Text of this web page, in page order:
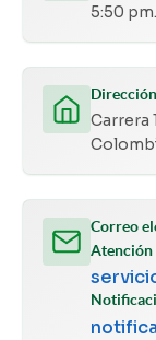
5:50 pm.
Carrera
Correo
Atención